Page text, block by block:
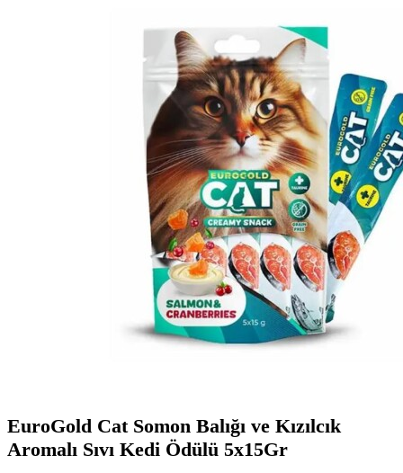
EuroGold Cat Somon Balığı ve Kızılcık
Aromalı Sıvı Kedi Ödülü 5x15Gr